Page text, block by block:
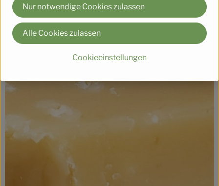
Cookieeinstellungen
Nur notwendige Cookies zulassen
Alle Cookies zulassen